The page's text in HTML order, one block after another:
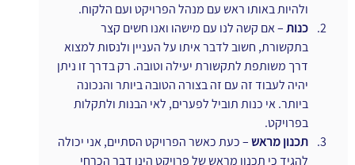
ולהיות באותו ראש עם מנהל הפרויקט ועם הלקוח.
כנות – אם קשה לנו עם מישהו ואנו חשים קצר
בתקשורת, חשוב לדבר איתו על העניין ולנסות למצוא
דרך משותפת לתקשורת יעילה וטובה. רק בדרך זו ניתן
יהיה לעבוד זה עם זה בצורה הטובה ביותר והנכונה
ביותר. אי כנות תוביל לפערים, לאי הבנות ולתקלות
בפרויקט.
תכנון מראש – כעת כאשר הפרויקט הסתיים, אני יכולה
להגיד כי תכנון מראש של פרויקט הינו דבר הכרחי